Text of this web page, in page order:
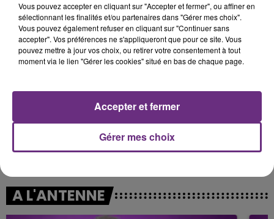
0h06
0h06
OFENBACH & STARSAILOR
Four To The Floor
0h03
0h03
Cheerleader
A L'ANTENNE
Vous pouvez accepter en cliquant sur "Accepter et fermer", ou affiner en
sélectionnant les finalités et/ou partenaires dans "Gérer mes choix".
Vous pouvez également refuser en cliquant sur "Continuer sans
accepter". Vos préférences ne s'appliqueront que pour ce site. Vous
pouvez mettre à jour vos choix, ou retirer votre consentement à tout
moment via le lien "Gérer les cookies" situé en bas de chaque page.
Gérer mes choix
Accepter et fermer